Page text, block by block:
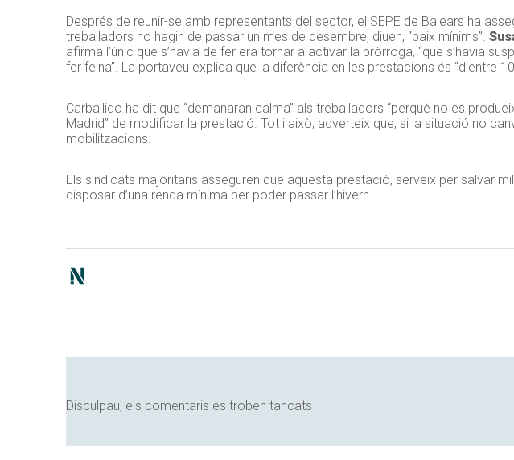
Després de reunir-se amb representants del sector, el SEPE de Balears ha
treballadors no hagin de passar un mes de desembre, diuen, “baix mínims”.
afirma l’únic que s’havia de fer era tornar a activar la pròrroga, “que s’havia
fer feina”. La portaveu explica que la diferència en les prestacions és “d’entre
Carballido ha dit que “demanaran calma” als treballadors “perquè no es
Madrid” de modificar la prestació. Tot i això, adverteix que, si la situació no
mobilitzacions.
Els sindicats majoritaris asseguren que aquesta prestació, serveix per salvar
disposar d’una renda mínima per poder passar l’hivern.
Disculpau, els comentaris es troben tancats